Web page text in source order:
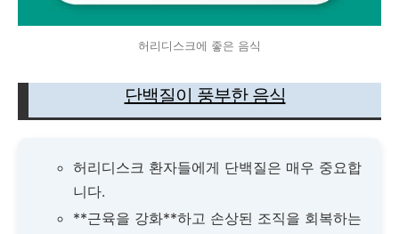
허리디스크에 좋은 음식
단백질이 풍부한 음식
허리디스크 환자들에게 단백질은 매우 중요합
니다.
**근육을 강화**하고 손상된 조직을 회복하는